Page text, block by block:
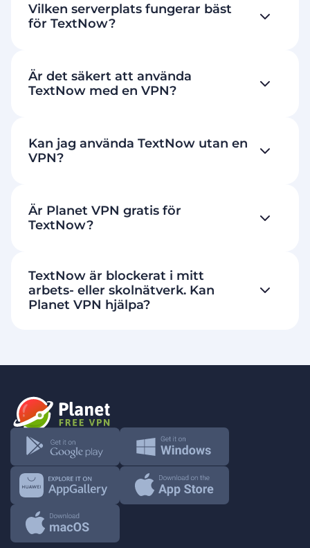
Vilken serverplats fungerar bäst
för TextNow?
Är det säkert att använda
TextNow med en VPN?
Kan jag använda TextNow utan en
VPN?
Är Planet VPN gratis för
TextNow?
TextNow är blockerat i mitt
arbets- eller skolnätverk. Kan
Planet VPN hjälpa?